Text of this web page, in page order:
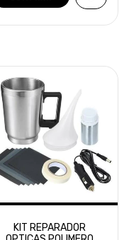
KIT REPARADOR